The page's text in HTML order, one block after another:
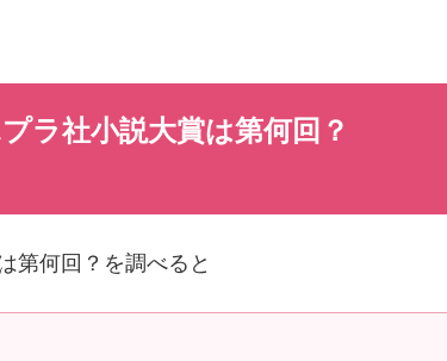
ラ社小説大賞は第何回？
第何回？を調べると